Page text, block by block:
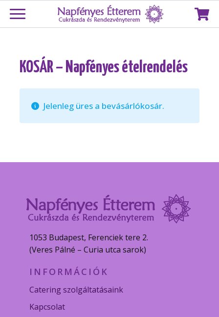
KOSÁR – Napfényes ételrendelés
Jelenleg üres a bevásárlókosár.
1053 Budapest, Ferenciek tere 2.
(Veres Pálné – Curia utca sarok)
INFORMÁCIÓK
Catering szolgáltatásaink
Kapcsolat